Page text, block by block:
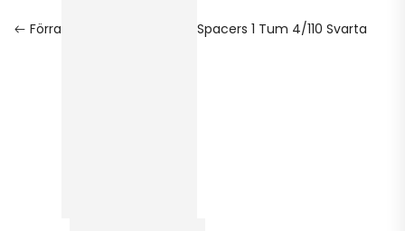
Förra Spacers 1 Tum 4/110 Svarta